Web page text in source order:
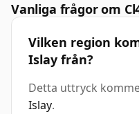
Vanliga frågor om
Vilken region
Islay från?
Detta uttryck
Islay.